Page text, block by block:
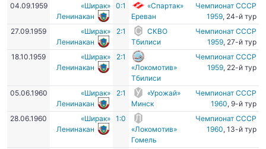
04.09.1959
«Ширак»
Ленинакан
0:1
«Спартак»
Ереван
Чемпионат СССР
1959, 24-й тур
27.09.1959
«Ширак»
Ленинакан
2:1
СКВО
Тбилиси
Чемпионат СССР
1959, 27-й тур
18.10.1959
«Ширак»
Ленинакан
2:1
«Локомотив»
Тбилиси
Чемпионат СССР
1959, 22-й тур
05.06.1960
«Ширак»
Ленинакан
2:1
«Урожай»
Минск
Чемпионат СССР
1960, 9-й тур
28.06.1960
«Ширак»
Ленинакан
1:0
«Локомотив»
Гомель
Чемпионат СССР
1960, 13-й тур